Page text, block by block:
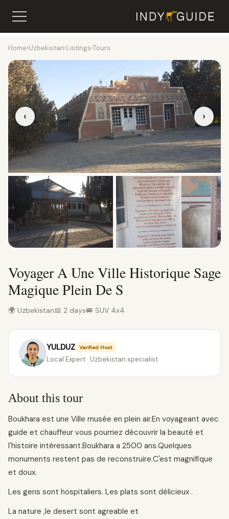
Home›Uzbekistan›Listings›Tours
‹ ›
Voyager A Une Ville Historique Sage
Magique Plein De S
🌍 Uzbekistan📅 2 days🚐 SUV 4x4
YULDUZ Verified Host
Local Expert · Uzbekistan specialist
About this tour
Boukhara est une Ville musée en plein air.En voyageant avec
guide et chauffeur vous pourriez dècouvrir la beauté et
l'histoire intéressant.Boukhara a 2500 ans.Quelques
monuments restent pas de reconstruire.C'est magnifique
et doux.
Les gens sont hospitaliers. Les plats sont délicieux .
La nature ,le desert sont agreable et